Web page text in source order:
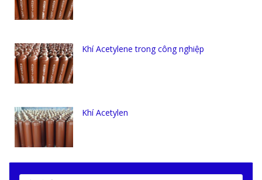
Khí Acetylene trong công nghiệp
Khí Acetylen